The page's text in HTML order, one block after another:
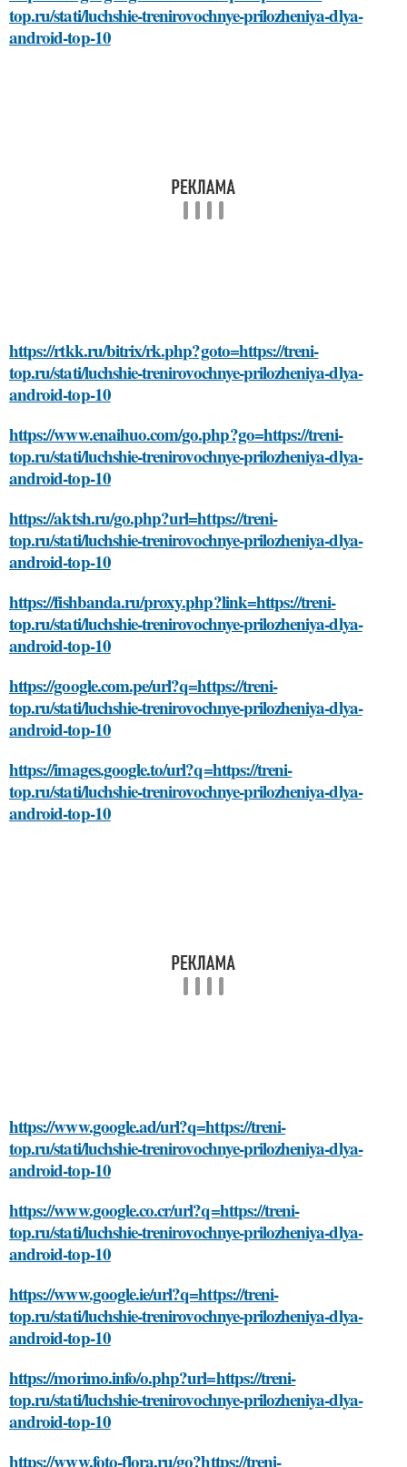
top.ru/stati/luchshie-trenirovochnye-prilozheniya-dlya-
android-top-10
https://rtkk.ru/bitrix/rk.php?goto=https://treni-
top.ru/stati/luchshie-trenirovochnye-prilozheniya-dlya-
android-top-10
https://www.enaihuo.com/go.php?go=https://treni-
top.ru/stati/luchshie-trenirovochnye-prilozheniya-dlya-
android-top-10
https://aktsh.ru/go.php?url=https://treni-
top.ru/stati/luchshie-trenirovochnye-prilozheniya-dlya-
android-top-10
https://fishbanda.ru/proxy.php?link=https://treni-
top.ru/stati/luchshie-trenirovochnye-prilozheniya-dlya-
android-top-10
https://google.com.pe/url?q=https://treni-
top.ru/stati/luchshie-trenirovochnye-prilozheniya-dlya-
android-top-10
https://images.google.to/url?q=https://treni-
top.ru/stati/luchshie-trenirovochnye-prilozheniya-dlya-
android-top-10
https://www.google.ad/url?q=https://treni-
top.ru/stati/luchshie-trenirovochnye-prilozheniya-dlya-
android-top-10
https://www.google.co.cr/url?q=https://treni-
top.ru/stati/luchshie-trenirovochnye-prilozheniya-dlya-
android-top-10
https://www.google.ie/url?q=https://treni-
top.ru/stati/luchshie-trenirovochnye-prilozheniya-dlya-
android-top-10
https://morimo.info/o.php?url=https://treni-
top.ru/stati/luchshie-trenirovochnye-prilozheniya-dlya-
android-top-10
https://www.foto-flora.ru/go?https://treni-